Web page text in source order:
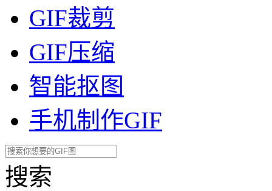
GIF裁剪
GIF压缩
智能抠图
手机制作GIF
搜索